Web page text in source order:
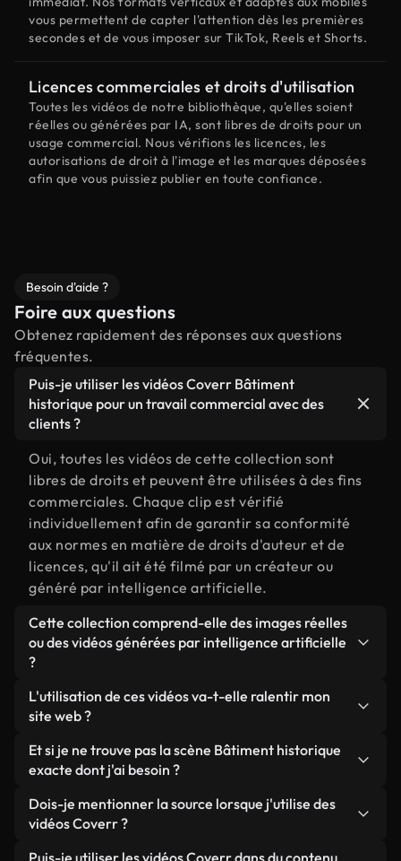
vous permettent de capter l'attention dès les premières
secondes et de vous imposer sur TikTok, Reels et Shorts.
Licences commerciales et droits d'utilisation
Toutes les vidéos de notre bibliothèque, qu'elles soient
réelles ou générées par IA, sont libres de droits pour un
usage commercial. Nous vérifions les licences, les
autorisations de droit à l'image et les marques déposées
afin que vous puissiez publier en toute confiance.
Besoin d'aide ?
Foire aux questions
Obtenez rapidement des réponses aux questions
fréquentes.
Puis-je utiliser les vidéos Coverr Bâtiment
historique pour un travail commercial avec des
clients ?
Oui, toutes les vidéos de cette collection sont
libres de droits et peuvent être utilisées à des fins
commerciales. Chaque clip est vérifié
individuellement afin de garantir sa conformité
aux normes en matière de droits d'auteur et de
licences, qu'il ait été filmé par un créateur ou
généré par intelligence artificielle.
Cette collection comprend-elle des images réelles
ou des vidéos générées par intelligence artificielle
?
Les deux. Il s'agit d'une bibliothèque hybride
composée de véritables images filmées par des
de vidéos générées par IA. Chaque vidéo est
clairement identifiée afin que vous sachiez
toujours ce que vous utilisez.
L'utilisation de ces vidéos va-t-elle ralentir mon
site web ?
Sauf si vous choisissez nos versions optimisées.
Nous proposons des formats légers, prêts pour le
ils conservent une qualité élevée tout en
minimisant les temps de chargement et en
améliorant des indicateurs comme le LCP.
Et si je ne trouve pas la scène Bâtiment historique
exacte dont j'ai besoin ?
Vous pouvez en créer une instantanément avec
Coverr AI Studio. Il vous suffit de décrire la scène,
Dois-je mentionner la source lorsque j'utilise des
vidéos Coverr ?
Aucune attribution n'est requise. Toutes les vidéos
Puis-je utiliser les vidéos Coverr dans du contenu